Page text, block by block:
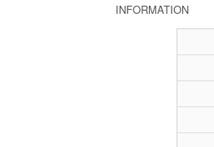
INFORMATION